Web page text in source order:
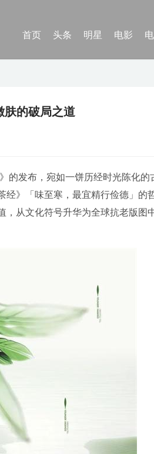
首页 头条 明星 电影
的破局之道
的发布，宛如一饼历经时光陈化的
经》「味至寒，最宜精行俭德」的
，从文化符号升华为全球抗老版图